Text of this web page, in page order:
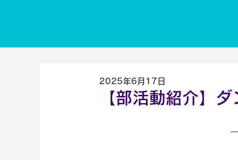
【部活動紹介】ダ
2025年6月17日